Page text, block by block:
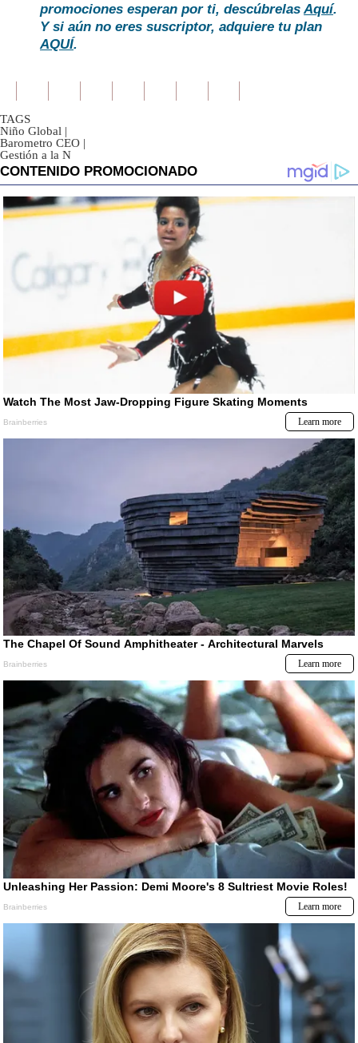
promociones esperan por ti, descúbrelas Aquí.
Y si aún no eres suscriptor, adquiere tu plan
AQUÍ.
TAGS
Niño Global |
Barometro CEO |
Gestión a la N